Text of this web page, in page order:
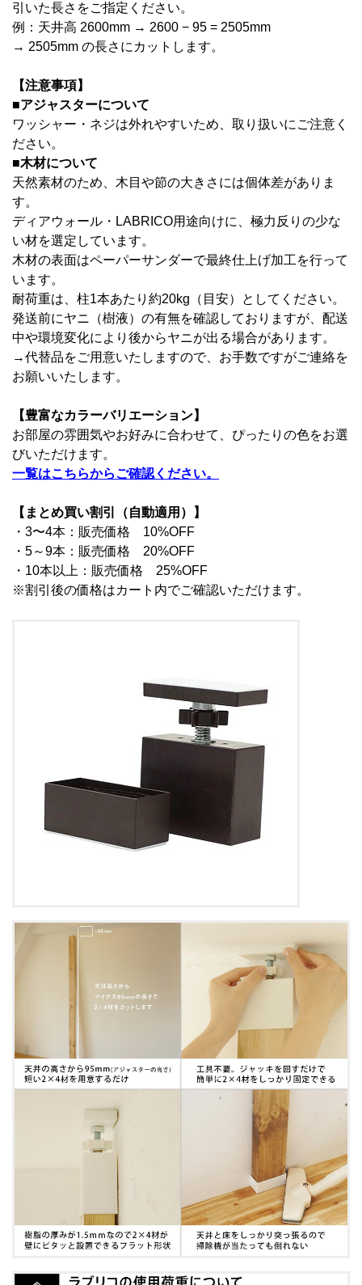
引いた長さをご指定ください。
例：天井高 2600mm → 2600 − 95 = 2505mm
→ 2505mm の長さにカットします。
【注意事項】
■アジャスターについて
ワッシャー・ネジは外れやすいため、取り扱いにご注意く
ださい。
■木材について
天然素材のため、木目や節の大きさには個体差がありま
す。
ディアウォール・LABRICO用途向けに、極力反りの少な
い材を選定しています。
木材の表面はペーパーサンダーで最終仕上げ加工を行って
います。
耐荷重は、柱1本あたり約20kg（目安）としてください。
発送前にヤニ（樹液）の有無を確認しておりますが、配送
中や環境変化により後からヤニが出る場合があります。
→代替品をご用意いたしますので、お手数ですがご連絡を
お願いいたします。
【豊富なカラーバリエーション】
お部屋の雰囲気やお好みに合わせて、ぴったりの色をお選
びいただけます。
一覧はこちらからご確認ください。
【まとめ買い割引（自動適用）】
・3〜4本 ：販売価格 10%OFF
・5～9本：販売価格 20%OFF
・10本以上：販売価格 25%OFF
※割引後の価格はカート内でご確認いただけます。